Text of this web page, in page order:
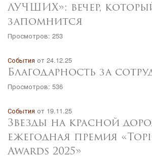
ЛУЧШИХ»: вечер,
запомнится
Просмотров: 253
События от 24.12.25
Благодарность за
Просмотров: 536
События от 19.11.25
Звезды на красной
ежегодная премия
Awards 2025»